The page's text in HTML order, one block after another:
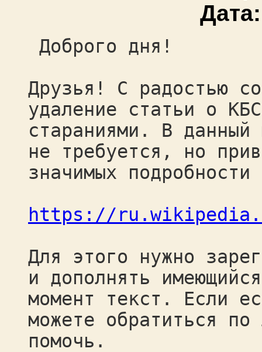
Доброго дня!
Друзья! С радостью
удаление статьи о
стараниями. В данный
не требуется, но
значимых
https://ru.wikipedia.org/
Для этого нужно
и дополнять
момент текст. Если
можете обратиться
помочь.